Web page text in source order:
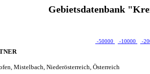
Gebietsdatenbank
-50000 -10000 -
Mistelbach, Niederösterreich, Österreich